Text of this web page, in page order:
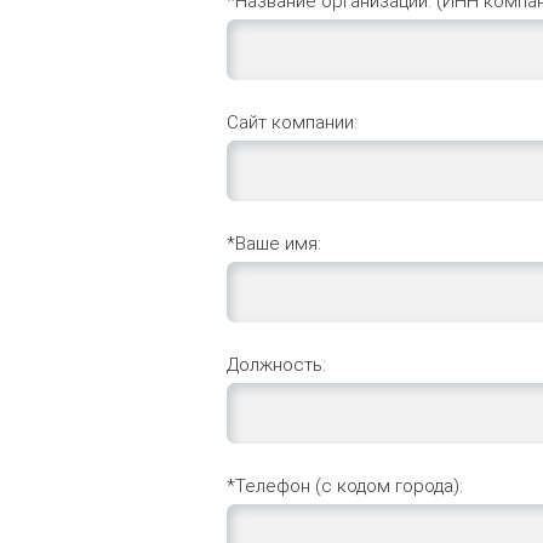
Сайт компании:
*Ваше имя:
Должность:
*Телефон (с кодом города):